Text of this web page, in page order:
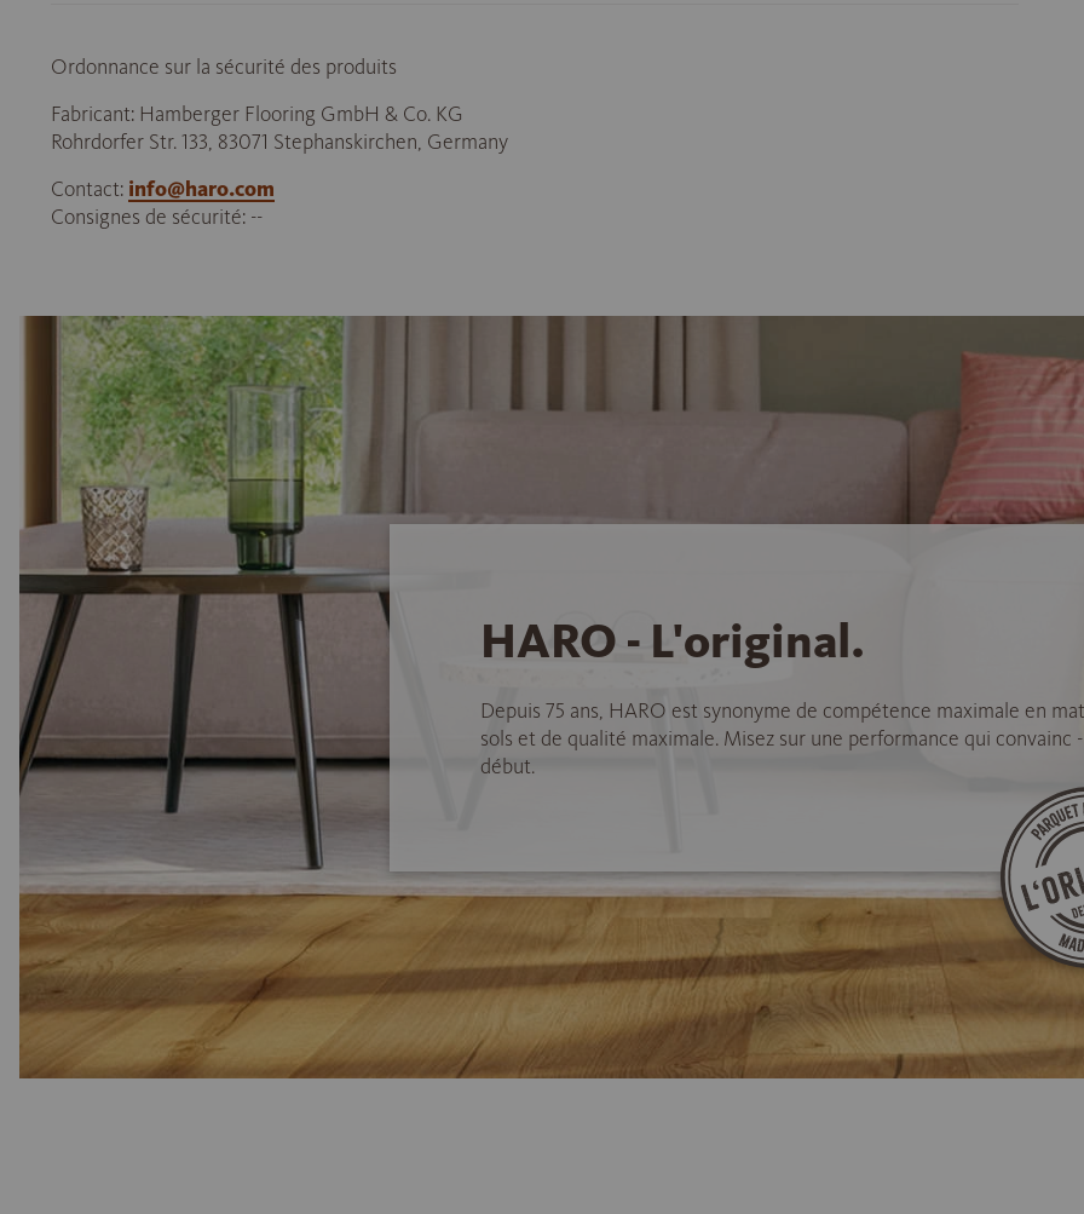
Ordonnance sur la sécurité des produits
Fabricant: Hamberger Flooring GmbH & Co. KG
Rohrdorfer Str. 133, 83071 Stephanskirchen, Germany
Contact: info@haro.com
Consignes de sécurité: --
HARO - L'original.
Depuis 75 ans, HARO est synonyme de compétence maximale en
sols et de qualité maximale. Misez sur une performance qui convainc
début.